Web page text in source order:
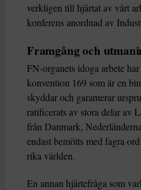
verkligen till hjärtat av vårt
konferens anordnad av
Framgång och
FN-organets idoga arbete
konvention 169 som är en
skyddar och garanterar
ratificerats av stora delar av
från Danmark,
endast bemötts med fagra
rika världen.
En annan hjärtefråga som